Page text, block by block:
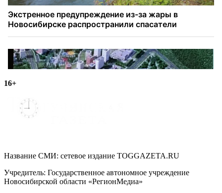
16+
Название СМИ: cетевое издание TOGGAZETA.RU
Учредитель: Государственное автономное учреждение
Новосибирской области «РегионМедиа»